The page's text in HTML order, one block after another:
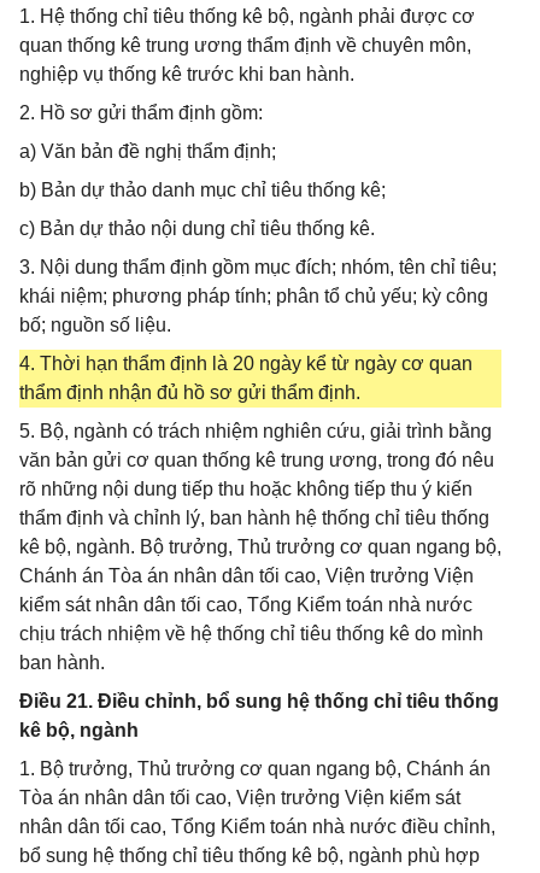
1. Hệ thống chỉ tiêu thống kê bộ, ngành phải được cơ
quan thống kê trung ương thẩm định về chuyên môn,
nghiệp vụ thống kê trước khi ban hành.
2. Hồ sơ gửi thẩm định gồm:
a) Văn bản đề nghị thẩm định;
b) Bản dự thảo danh mục chỉ tiêu thống kê;
c) Bản dự thảo nội dung chỉ tiêu thống kê.
3. Nội dung thẩm định gồm mục đích; nhóm, tên chỉ tiêu;
khái niệm; phương pháp tính; phân tổ chủ yếu; kỳ công
bố; nguồn số liệu.
4. Thời hạn thẩm định là 20 ngày kể từ ngày cơ quan
thẩm định nhận đủ hồ sơ gửi thẩm định.
5. Bộ, ngành có trách nhiệm nghiên cứu, giải trình bằng
văn bản gửi cơ quan thống kê trung ương, trong đó nêu
rõ những nội dung tiếp thu hoặc không tiếp thu ý kiến
thẩm định và chỉnh lý, ban hành hệ thống chỉ tiêu thống
kê bộ, ngành. Bộ trưởng, Thủ trưởng cơ quan ngang bộ,
Chánh án Tòa án nhân dân tối cao, Viện trưởng Viện
kiểm sát nhân dân tối cao, Tổng Kiểm toán nhà nước
chịu trách nhiệm về hệ thống chỉ tiêu thống kê do mình
ban hành.
Điều 21. Điều chỉnh, bổ sung hệ thống chỉ tiêu thống
kê bộ, ngành
1. Bộ trưởng, Thủ trưởng cơ quan ngang bộ, Chánh án
Tòa án nhân dân tối cao, Viện trưởng Viện kiểm sát
nhân dân tối cao, Tổng Kiểm toán nhà nước điều chỉnh,
bổ sung hệ thống chỉ tiêu thống kê bộ, ngành phù hợp